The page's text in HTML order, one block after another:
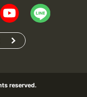
reserved.